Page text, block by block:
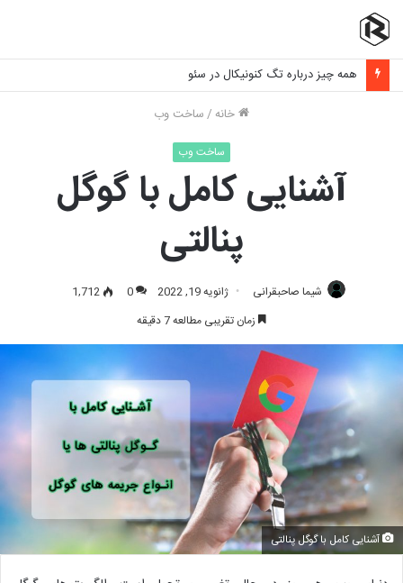
برنامه نویسی فرانت اند چیست و چه مهارت هایی نیاز دارد؟
خانه/ساخت وب
ساخت وب
آشنایی کامل با گوگل
پنالتی
شیما صاحبقرانی ژانویه 19, 2022 0
1,712
زمان تقریبی مطالعه 7 دقیقه
آشنایی کامل با گوگل پنالتی